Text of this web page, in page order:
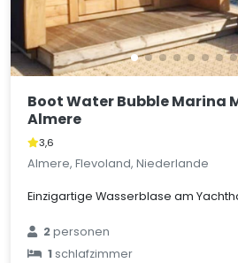
Boot Water Bubble Marina
Almere
3,6
Almere, Flevoland, Niederlande
Einzigartige Wasserblase am
2personen
1schlafzimmer